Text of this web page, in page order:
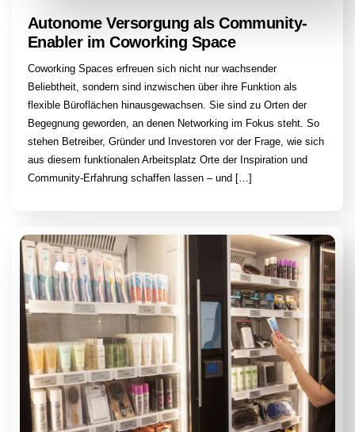
Autonome Versorgung als Community-
Enabler im Coworking Space
Coworking Spaces erfreuen sich nicht nur wachsender
Beliebtheit, sondern sind inzwischen über ihre Funktion als
flexible Büroflächen hinausgewachsen. Sie sind zu Orten der
Begegnung geworden, an denen Networking im Fokus steht. So
stehen Betreiber, Gründer und Investoren vor der Frage, wie sich
aus diesem funktionalen Arbeitsplatz Orte der Inspiration und
Community-Erfahrung schaffen lassen – und […]